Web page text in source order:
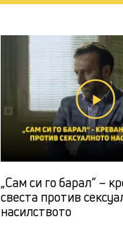
„Сам си го барал“ –
свеста против
насилството